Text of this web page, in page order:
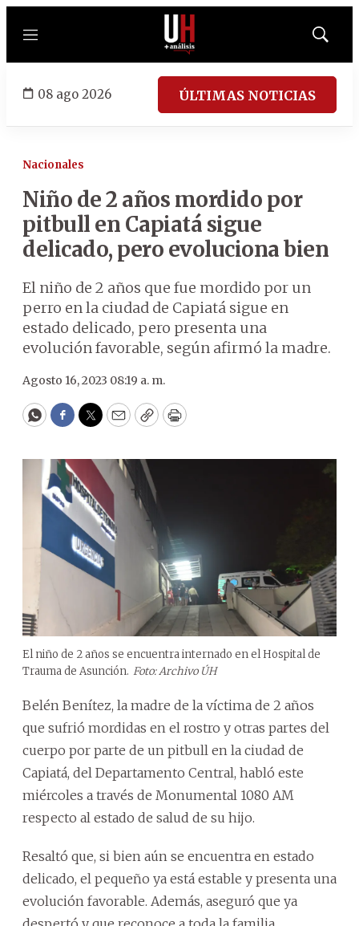
Menú
Mostrar
08 ago 2026 ÚLTIMAS NOTICIAS
Nacionales
Niño de 2 años mordido por
pitbull en Capiatá sigue
delicado, pero evoluciona bien
El niño de 2 años que fue mordido por un
perro en la ciudad de Capiatá sigue en
estado delicado, pero presenta una
evolución favorable, según afirmó la madre.
Agosto 16, 2023 08:19 a. m.
WhatsApp
Facebook
Twitter
EmailCopyPrint
El niño de 2 años se encuentra internado en el Hospital de
Trauma de Asunción. Foto: Archivo ÚH
Belén Benítez, la madre de la víctima de 2 años
que sufrió mordidas en el rostro y otras partes del
cuerpo por parte de un pitbull en la ciudad de
Capiatá, del Departamento Central, habló este
miércoles a través de Monumental 1080 AM
respecto al estado de salud de su hijo.
Resaltó que, si bien aún se encuentra en estado
delicado, el pequeño ya está estable y presenta una
evolución favorable. Además, aseguró que ya